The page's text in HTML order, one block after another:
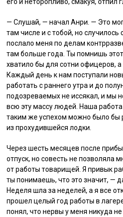
его и неторопливо, смакуя, отпил
— Слушай, — начал Анри. — Это
там числе и с тобой, но
послало меня по делам
там больше года. Ты помнишь
хватило бы для сотни офицеров, а
Каждый день к нам поступали
работать с раннего утра и до
подозреваемых не иссякал, и мы
всю эту массу людей. Наша
таким же успехом можно было
из прохудившейся лодки.
Через шесть месяцев после
отпуск, но совесть не позволяла
от работы товарищей. Я привык
ты понимаешь, что это значит, —
Неделя шла за неделей, а я все
прошел целый год работы в
понял, что нервы у меня никуда